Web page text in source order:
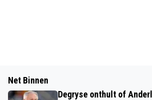
Net Binnen
Degryse onthult of